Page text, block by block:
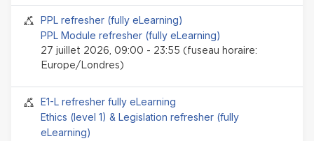
Session Face-to-face
PPL refresher (fully eLearning)
PPL Module refresher (fully eLearning)
27 juillet 2026, 09:00 - 23:55 (fuseau horaire:
Europe/Londres)
Session Face-to-face
E1-L refresher fully eLearning
Ethics (level 1) & Legislation refresher (fully
eLearning)